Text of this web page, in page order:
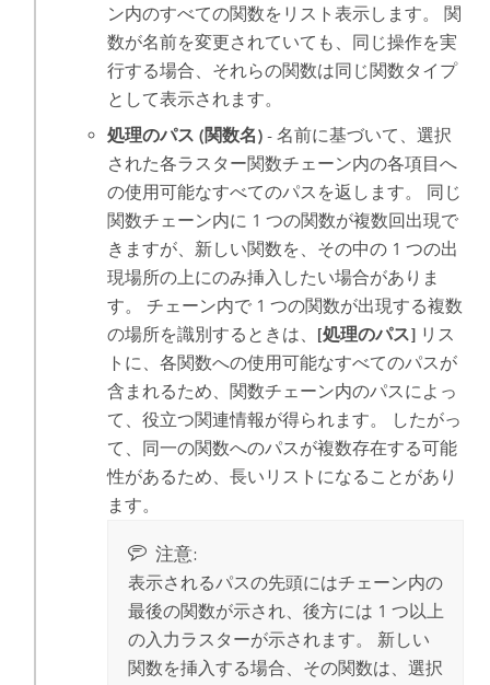
ン内のすべての関数をリスト表示します。 関
数が名前を変更されていても、同じ操作を実
行する場合、それらの関数は同じ関数タイプ
として表示されます。
処理のパス (関数名) - 名前に基づいて、選択
された各ラスター関数チェーン内の各項目へ
の使用可能なすべてのパスを返します。 同じ
関数チェーン内に 1 つの関数が複数回出現で
きますが、新しい関数を、その中の 1 つの出
現場所の上にのみ挿入したい場合がありま
す。 チェーン内で 1 つの関数が出現する複数
の場所を識別するときは、 [処理のパス] リス
トに、各関数への使用可能なすべてのパスが
含まれるため、関数チェーン内のパスによっ
て、役立つ関連情報が得られます。 したがっ
て、同一の関数へのパスが複数存在する可能
性があるため、長いリストになることがあり
ます。
注意:
表示されるパスの先頭にはチェーン内の
最後の関数が示され、後方には 1 つ以上
の入力ラスターが示されます。 新しい
関数を挿入する場合、その関数は、選択